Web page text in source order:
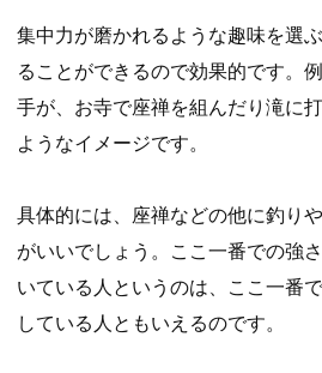
集中力が磨かれるような趣味を選
ることができるので効果的です。
手が、お寺で座禅を組んだり滝に
ようなイメージです。
具体的には、座禅などの他に釣り
がいいでしょう。ここ一番での強
いている人というのは、ここ一番
している人ともいえるのです。